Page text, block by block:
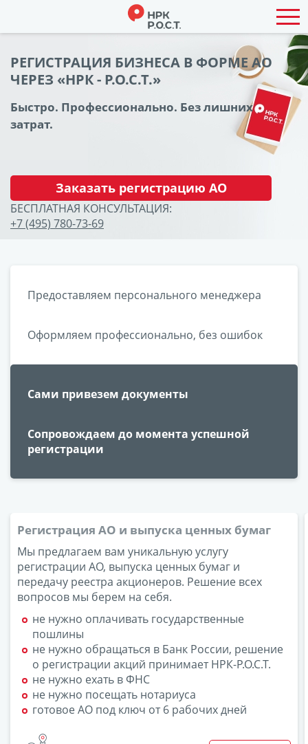
РЕГИСТРАЦИЯ БИЗНЕСА В ФОРМЕ АО
ЧЕРЕЗ «НРК - Р.О.С.Т.»
Быстро. Профессионально. Без лишних
затрат.
Заказать регистрацию АО
БЕСПЛАТНАЯ КОНСУЛЬТАЦИЯ:
+7 (495) 780-73-69
Предоставляем персонального менеджера
Оформляем профессионально, без ошибок
Сами привезем документы
Сопровождаем до момента успешной
регистрации
Регистрация АО и выпуска ценных бумаг
Мы предлагаем вам уникальную услугу
регистрации АО, выпуска ценных бумаг и
передачу реестра акционеров. Решение всех
вопросов мы берем на себя.
не нужно оплачивать государственные
пошлины
не нужно обращаться в Банк России, решение
о регистрации акций принимает НРК-Р.О.С.Т.
не нужно ехать в ФНС
не нужно посещать нотариуса
готовое АО под ключ от 6 рабочих дней